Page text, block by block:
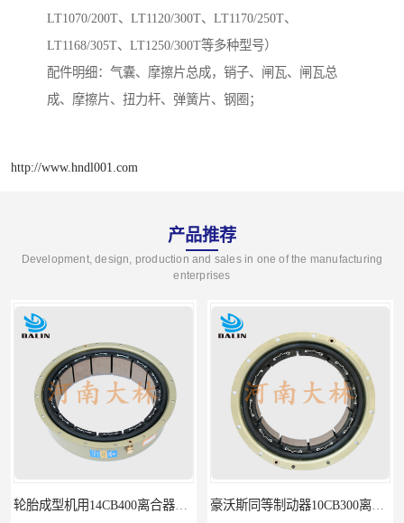
LT1070/200T、LT1120/300T、LT1170/250T、
LT1168/305T、LT1250/300T等多种型号）
配件明细：气囊、摩擦片总成，销子、闸瓦、闸瓦总
成、摩擦片、扭力杆、弹簧片、钢圈；
http://www.hndl001.com
产品推荐
Development, design, production and sales in one of the manufacturing
enterprises
轮胎成型机用14CB400离合器制动器刹车 豪沃斯同等制动器10CB300离合器